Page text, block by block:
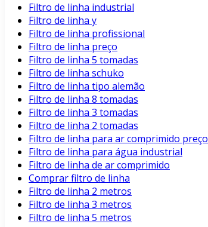
Filtro de linha industrial
Filtro de linha y
Filtro de linha profissional
Filtro de linha preço
Filtro de linha 5 tomadas
Filtro de linha schuko
Filtro de linha tipo alemão
Filtro de linha 8 tomadas
Filtro de linha 3 tomadas
Filtro de linha 2 tomadas
Filtro de linha para ar comprimido preço
Filtro de linha para água industrial
Filtro de linha de ar comprimido
Comprar filtro de linha
Filtro de linha 2 metros
Filtro de linha 3 metros
Filtro de linha 5 metros